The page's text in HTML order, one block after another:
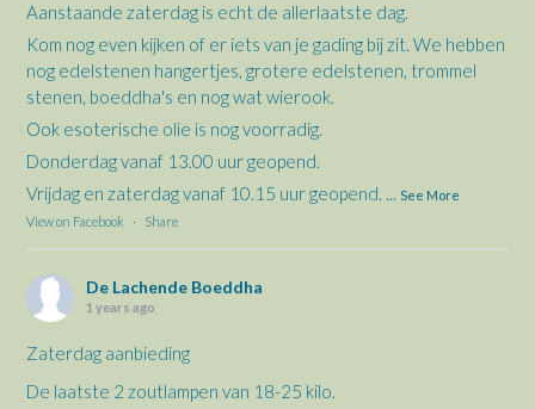
Aanstaande zaterdag is echt de allerlaatste dag.
Kom nog even kijken of er iets van je gading bij zit. We hebben
nog edelstenen hangertjes, grotere edelstenen, trommel
stenen, boeddha's en nog wat wierook.
Ook esoterische olie is nog voorradig.
Donderdag vanaf 13.00 uur geopend.
Vrijdag en zaterdag vanaf 10.15 uur geopend. ... See More
View on Facebook
· Share
De Lachende Boeddha
1 years ago
Zaterdag aanbieding
De laatste 2 zoutlampen van 18-25 kilo.